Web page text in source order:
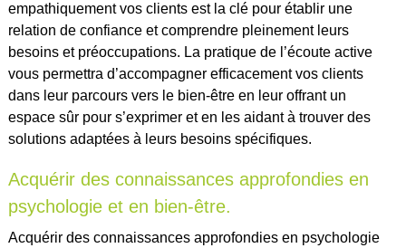
empathiquement vos clients est la clé pour établir une
relation de confiance et comprendre pleinement leurs
besoins et préoccupations. La pratique de l’écoute active
vous permettra d’accompagner efficacement vos clients
dans leur parcours vers le bien-être en leur offrant un
espace sûr pour s’exprimer et en les aidant à trouver des
solutions adaptées à leurs besoins spécifiques.
Acquérir des connaissances approfondies en
psychologie et en bien-être.
Acquérir des connaissances approfondies en psychologie